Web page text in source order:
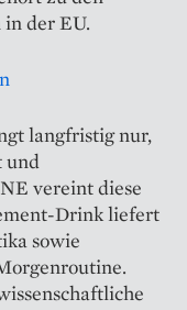
der EU.
langfristig nur,
und
vereint diese
Drink liefert
sowie